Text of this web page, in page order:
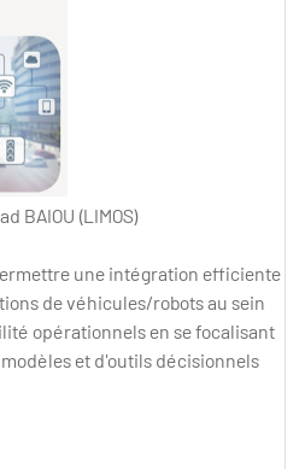
BAIOU (LIMOS)
une intégration efficiente
de véhicules/robots au sein
opérationnels en se focalisant
et d'outils décisionnels